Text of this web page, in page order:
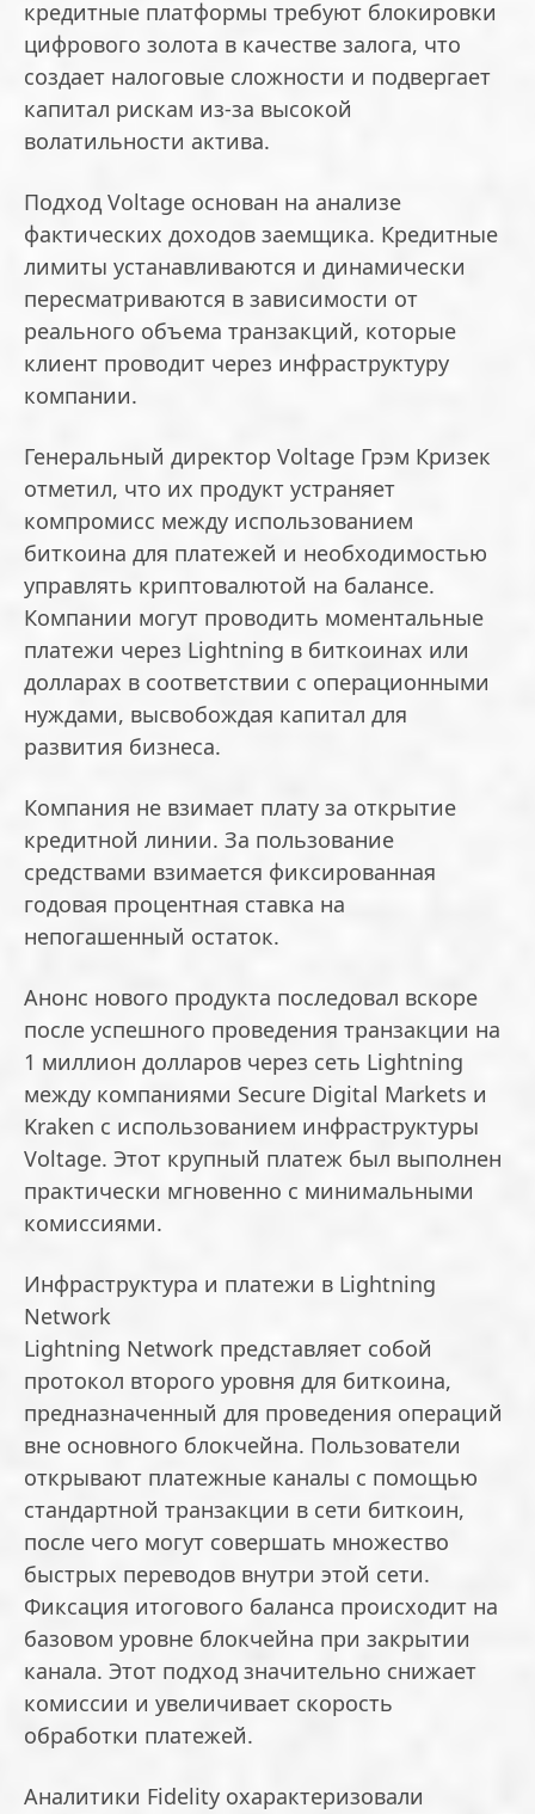
кредитные платформы требуют блокировки
цифрового золота в качестве залога, что
создает налоговые сложности и подвергает
капитал рискам из-за высокой
волатильности актива.
Подход Voltage основан на анализе
фактических доходов заемщика. Кредитные
лимиты устанавливаются и динамически
пересматриваются в зависимости от
реального объема транзакций, которые
клиент проводит через инфраструктуру
компании.
Генеральный директор Voltage Грэм Кризек
отметил, что их продукт устраняет
компромисс между использованием
биткоина для платежей и необходимостью
управлять криптовалютой на балансе.
Компании могут проводить моментальные
платежи через Lightning в биткоинах или
долларах в соответствии с операционными
нуждами, высвобождая капитал для
развития бизнеса.
Компания не взимает плату за открытие
кредитной линии. За пользование
средствами взимается фиксированная
годовая процентная ставка на
непогашенный остаток.
Анонс нового продукта последовал вскоре
после успешного проведения транзакции на
1 миллион долларов через сеть Lightning
между компаниями Secure Digital Markets и
Kraken с использованием инфраструктуры
Voltage. Этот крупный платеж был выполнен
практически мгновенно с минимальными
комиссиями.
Инфраструктура и платежи в Lightning
Network
Lightning Network представляет собой
протокол второго уровня для биткоина,
предназначенный для проведения операций
вне основного блокчейна. Пользователи
открывают платежные каналы с помощью
стандартной транзакции в сети биткоин,
после чего могут совершать множество
быстрых переводов внутри этой сети.
Фиксация итогового баланса происходит на
базовом уровне блокчейна при закрытии
канала. Этот подход значительно снижает
комиссии и увеличивает скорость
обработки платежей.
Аналитики Fidelity охарактеризовали